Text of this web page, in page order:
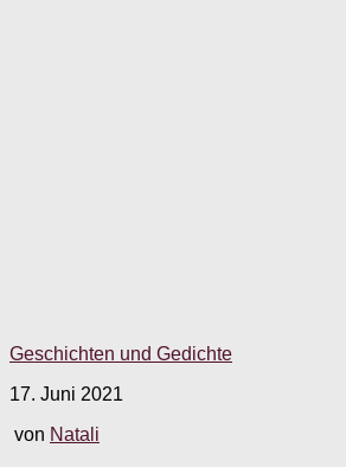
Geschichten und Gedichte
17. Juni 2021
von Natali